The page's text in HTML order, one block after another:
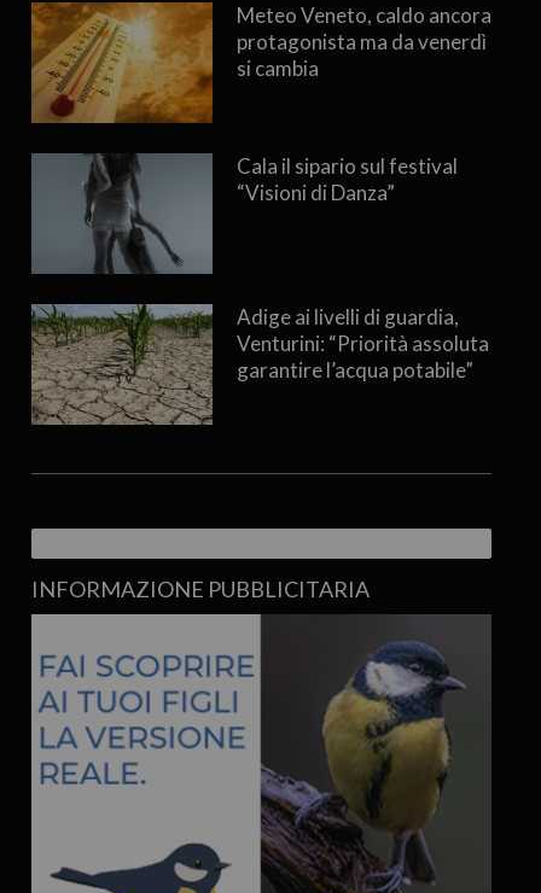
Meteo Veneto, caldo ancora
protagonista ma da venerdì
si cambia
Cala il sipario sul festival
“Visioni di Danza”
Adige ai livelli di guardia,
Venturini: “Priorità assoluta
garantire l’acqua potabile”
INFORMAZIONE PUBBLICITARIA